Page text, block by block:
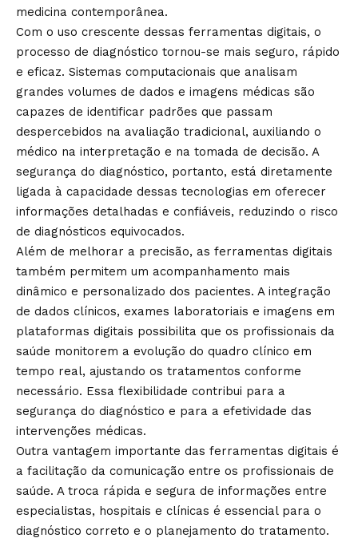
medicina contemporânea.
Com o uso crescente dessas ferramentas digitais, o
processo de diagnóstico tornou-se mais seguro, rápido
e eficaz. Sistemas computacionais que analisam
grandes volumes de dados e imagens médicas são
capazes de identificar padrões que passam
despercebidos na avaliação tradicional, auxiliando o
médico na interpretação e na tomada de decisão. A
segurança do diagnóstico, portanto, está diretamente
ligada à capacidade dessas tecnologias em oferecer
informações detalhadas e confiáveis, reduzindo o risco
de diagnósticos equivocados.
Além de melhorar a precisão, as ferramentas digitais
também permitem um acompanhamento mais
dinâmico e personalizado dos pacientes. A integração
de dados clínicos, exames laboratoriais e imagens em
plataformas digitais possibilita que os profissionais da
saúde monitorem a evolução do quadro clínico em
tempo real, ajustando os tratamentos conforme
necessário. Essa flexibilidade contribui para a
segurança do diagnóstico e para a efetividade das
intervenções médicas.
Outra vantagem importante das ferramentas digitais é
a facilitação da comunicação entre os profissionais de
saúde. A troca rápida e segura de informações entre
especialistas, hospitais e clínicas é essencial para o
diagnóstico correto e o planejamento do tratamento.